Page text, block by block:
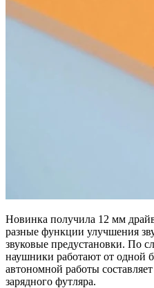
Новинка получила 12 мм
разные функции улучшения
звуковые предустановки. По
наушники работают от одной
автономной работы
зарядного футляра.